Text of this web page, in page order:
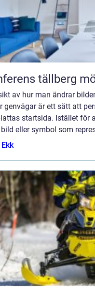
av hur man ändrar
genvägar är ett sätt att
startsida. Istället för
eller symbol som